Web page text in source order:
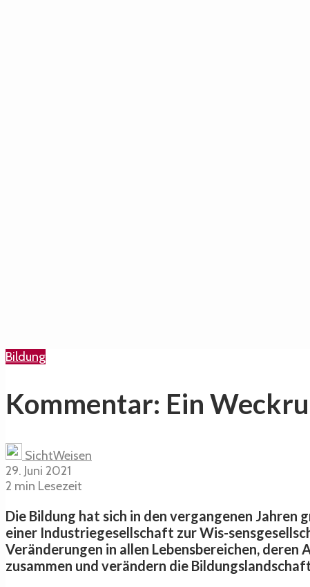
Bildung
Kommentar: Ein
SichtWeisen
29. Juni 2021
2 min Lesezeit
Die Bildung hat sich in den vergangenen
einer Industriegesellschaft zur Wis-
Veränderungen in allen Lebensbereichen,
zusammen und verändern die